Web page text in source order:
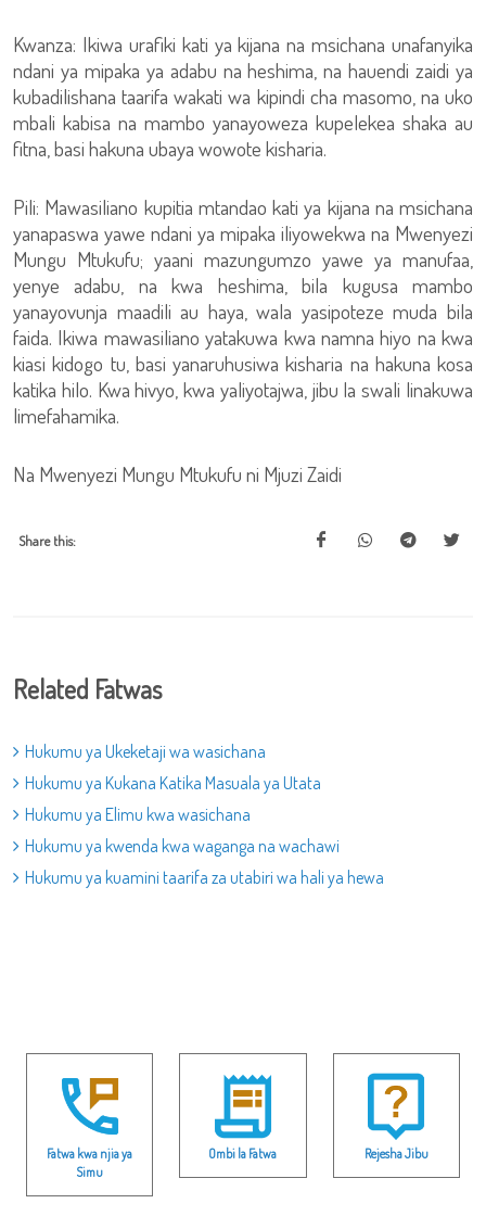
Kwanza: Ikiwa urafiki kati ya kijana na msichana unafanyika
ndani ya mipaka ya adabu na heshima, na hauendi zaidi ya
kubadilishana taarifa wakati wa kipindi cha masomo, na uko
mbali kabisa na mambo yanayoweza kupelekea shaka au
fitna, basi hakuna ubaya wowote kisharia.
Pili: Mawasiliano kupitia mtandao kati ya kijana na msichana
yanapaswa yawe ndani ya mipaka iliyowekwa na Mwenyezi
Mungu Mtukufu; yaani mazungumzo yawe ya manufaa,
yenye adabu, na kwa heshima, bila kugusa mambo
yanayovunja maadili au haya, wala yasipoteze muda bila
faida. Ikiwa mawasiliano yatakuwa kwa namna hiyo na kwa
kiasi kidogo tu, basi yanaruhusiwa kisharia na hakuna kosa
katika hilo. Kwa hivyo, kwa yaliyotajwa, jibu la swali linakuwa
limefahamika.
Na Mwenyezi Mungu Mtukufu ni Mjuzi Zaidi
Share this:
Related Fatwas
Hukumu ya Ukeketaji wa wasichana
Hukumu ya Kukana Katika Masuala ya Utata
Hukumu ya Elimu kwa wasichana
Hukumu ya kwenda kwa waganga na wachawi
Hukumu ya kuamini taarifa za utabiri wa hali ya hewa
Fatwa kwa njia ya
Simu
Ombi la Fatwa Rejesha Jibu